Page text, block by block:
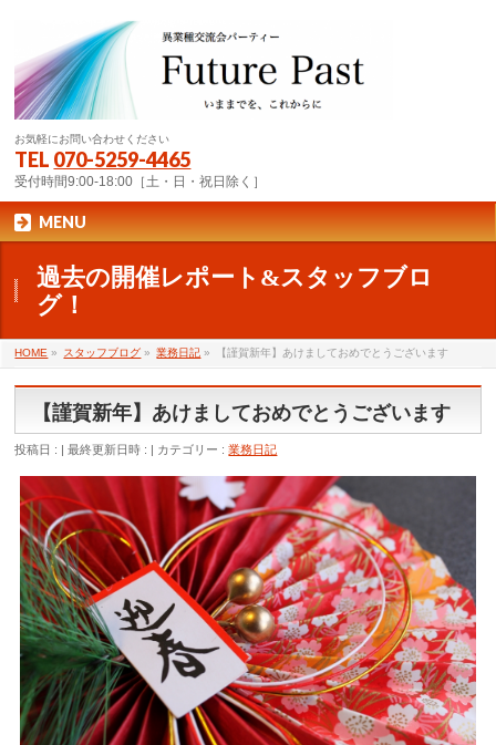
お気軽にお問い合わせください
TEL 070-5259-4465
受付時間9:00-18:00［土・日・祝日除く］
MENU
過去の開催レポート&スタッフブロ
グ！
HOME » スタッフブログ » 業務日記 » 【謹賀新年】あけましておめでとうございます
【謹賀新年】あけましておめでとうございます
投稿日 : 最終更新日時 : カテゴリー :業務日記